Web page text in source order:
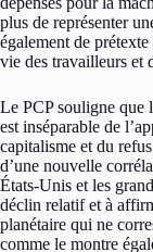
plus de représenter
également de
vie des travailleurs et
Le PCP souligne que
est inséparable de
capitalisme et du
d’une nouvelle
États-Unis et les
déclin relatif et à
planétaire qui ne
comme le montre